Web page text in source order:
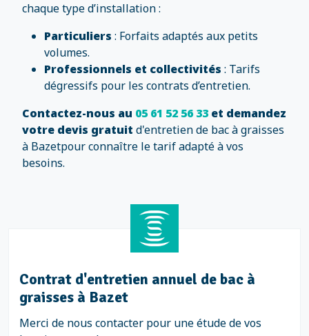
chaque type d’installation :
Particuliers : Forfaits adaptés aux petits
volumes.
Professionnels et collectivités : Tarifs
dégressifs pour les contrats d’entretien.
Contactez-nous au 05 61 52 56 33 et demandez
votre devis gratuit d'entretien de bac à graisses
à Bazetpour connaître le tarif adapté à vos
besoins.
et nettoyage de
à Bazet
pour obtenir votre devis
Contrat
Merci de nous